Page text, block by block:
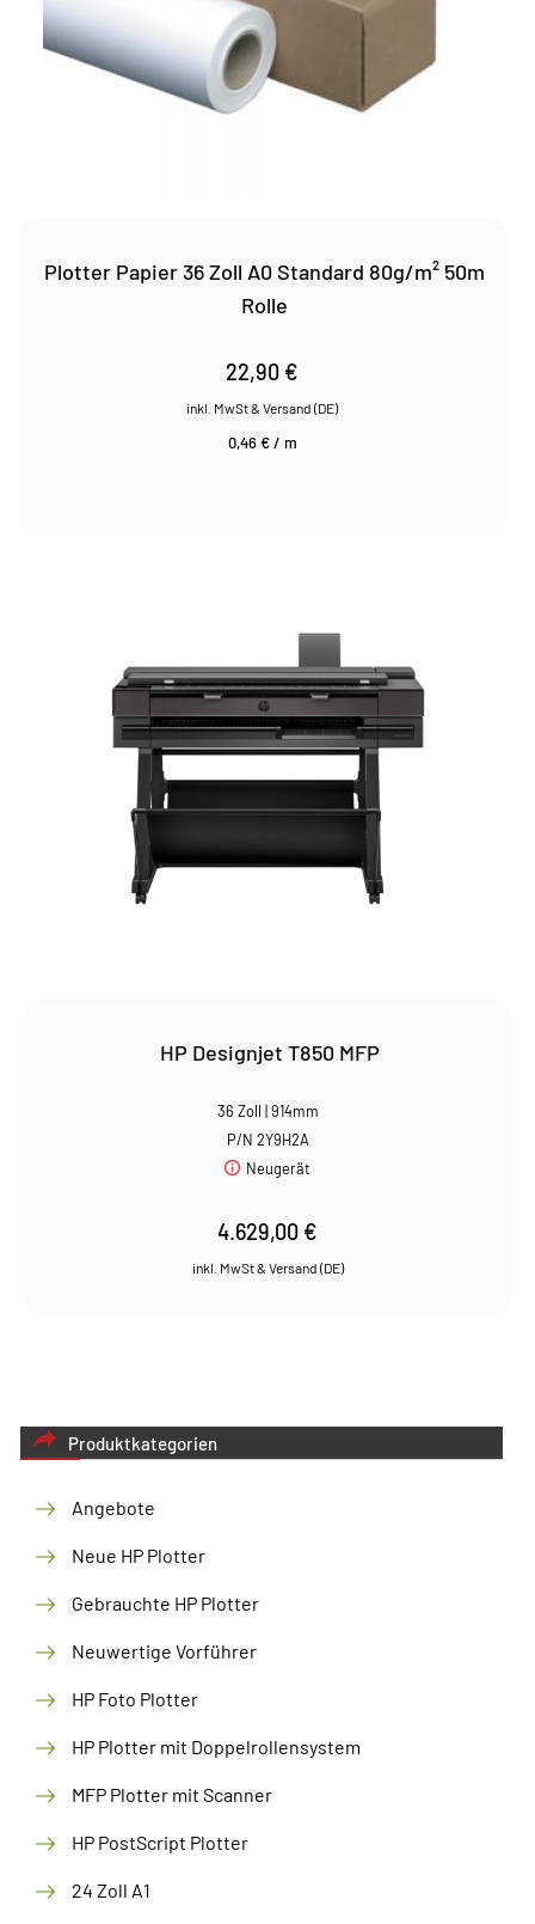
Plotter Papier 36 Zoll A0 Standard 80g/m² 50m
Rolle
22,90 €
0,46€/ m
HP Designjet T850 MFP
36 Zoll | 914mm
P/N 2Y9H2A
Neugerät
4.629,00 €
Produktkategorien
Angebote
Neue HP Plotter
Gebrauchte HP Plotter
Neuwertige Vorführer
HP Foto Plotter
HP Plotter mit Doppelrollensystem
MFP Plotter mit Scanner
HP PostScript Plotter
24 Zoll A1